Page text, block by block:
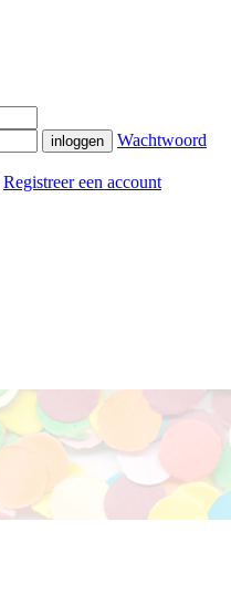
Wachtwoord
Registreer een account